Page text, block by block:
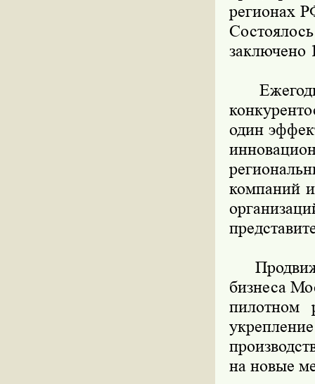
регионах
заключено
один
компаний
бизнеса
пилотном
на новые